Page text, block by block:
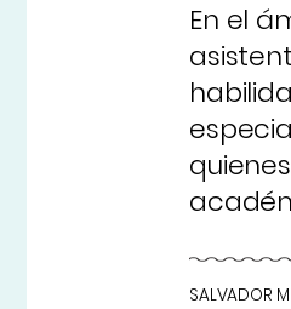
En el
SALVADOR